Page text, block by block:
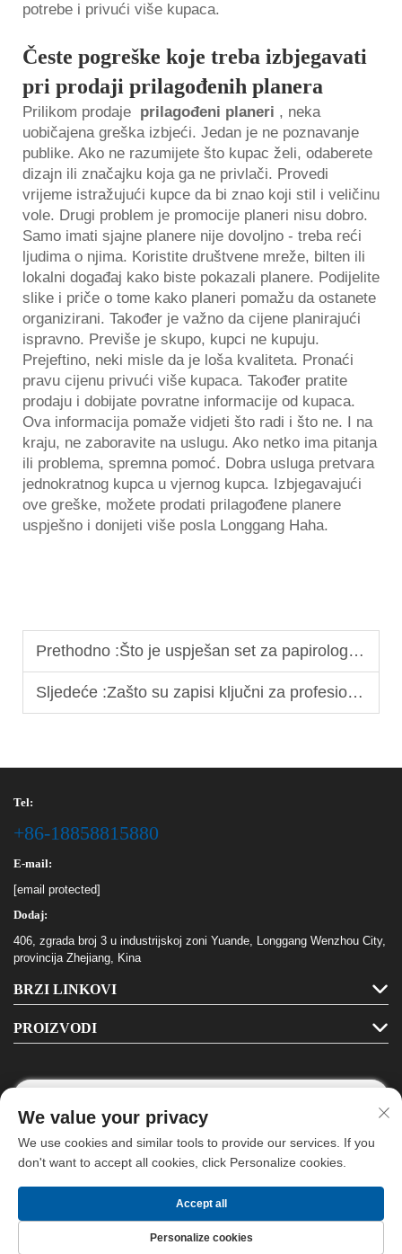
potrebe i privući više kupaca.
Česte pogreške koje treba izbjegavati
pri prodaji prilagođenih planera
Prilikom prodaje prilagođeni planeri , neka
uobičajena greška izbjeći. Jedan je ne poznavanje
publike. Ako ne razumijete što kupac želi, odaberete
dizajn ili značajku koja ga ne privlači. Provedi
vrijeme istražujući kupce da bi znao koji stil i veličinu
vole. Drugi problem je promocije planeri nisu dobro.
Samo imati sjajne planere nije dovoljno - treba reći
ljudima o njima. Koristite društvene mreže, bilten ili
lokalni događaj kako biste pokazali planere. Podijelite
slike i priče o tome kako planeri pomažu da ostanete
organizirani. Također je važno da cijene planirajući
ispravno. Previše je skupo, kupci ne kupuju.
Prejeftino, neki misle da je loša kvaliteta. Pronaći
pravu cijenu privući više kupaca. Također pratite
prodaju i dobijate povratne informacije od kupaca.
Ova informacija pomaže vidjeti što radi i što ne. I na
kraju, ne zaboravite na uslugu. Ako netko ima pitanja
ili problema, spremna pomoć. Dobra usluga pretvara
jednokratnog kupca u vjernog kupca. Izbjegavajući
ove greške, možete prodati prilagođene planere
uspješno i donijeti više posla Longgang Haha.
Prethodno :Što je uspješan set za papirologiju za velike narudžbe?
Sljedeće :Zašto su zapisi ključni za profesionalne poslovne urede
Tel:
+86-18858815880
E-mail:
[email protected]
Dodaj:
406, zgrada broj 3 u industrijskoj zoni Yuande, Longgang Wenzhou City,
provincija Zhejiang, Kina
BRZI LINKOVI
PROIZVODI
Pratite nas
Politika privatnosti- Što?
We value your privacy
We use cookies and similar tools to provide our services. If you
don't want to accept all cookies, click Personalize cookies.
Personalize cookies
Accept all